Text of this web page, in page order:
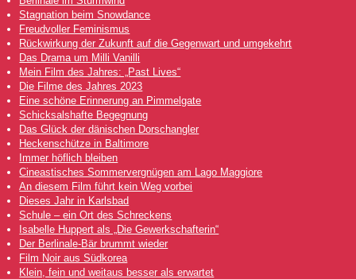
Stagnation beim Snowdance
Freudvoller Feminismus
Rückwirkung der Zukunft auf die Gegenwart und umgekehrt
Das Drama um Milli Vanilli
Mein Film des Jahres: „Past Lives“
Die Filme des Jahres 2023
Eine schöne Erinnerung an Pimmelgate
Schicksalshafte Begegnung
Das Glück der dänischen Dorschangler
Heckenschütze in Baltimore
Immer höflich bleiben
Cineastisches Sommervergnügen am Lago Maggiore
An diesem Film führt kein Weg vorbei
Dieses Jahr in Karlsbad
Schule – ein Ort des Schreckens
Isabelle Huppert als „Die Gewerkschafterin“
Der Berlinale-Bär brummt wieder
Film Noir aus Südkorea
Klein, fein und weitaus besser als erwartet